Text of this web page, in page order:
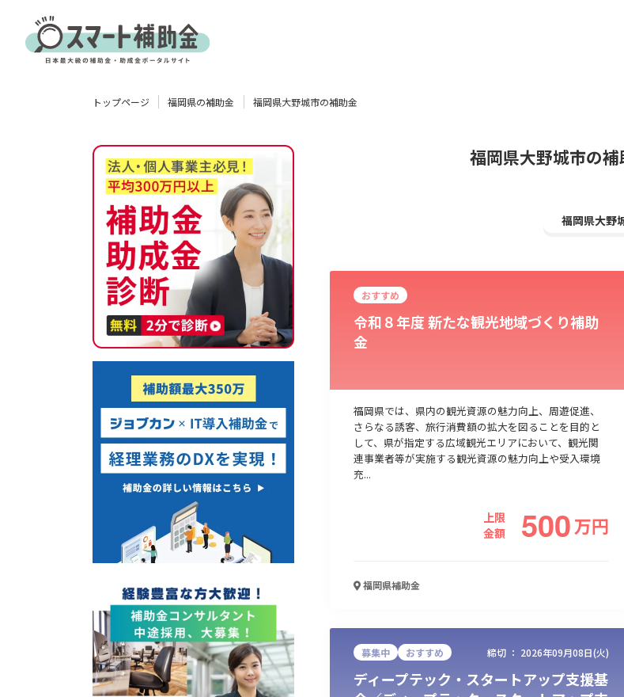
製造業 情報通信業 卸売･小売業 建設･不動産業 サービス業 医療･福祉 農業･林業
販路拡大 海外展開
トップページ 福岡県の補助金 福岡県大野城市の補助金
福岡県大野城市の
福岡県大野
おすすめ
令和８年度 新たな観光地域づくり補助
金
福岡県では、県内の観光資源の魅力向上、周遊促進、
さらなる誘客、旅行消費額の拡大を図ることを目的と
して、県が指定する広域観光エリアにおいて、観光関
連事業者等が実施する観光資源の魅力向上や受入環境
充...
上限
金額
500万円
福岡県補助金
募集中 おすすめ 締切 ： 2026年09月08日(火)
ディープテック・スタートアップ支援基